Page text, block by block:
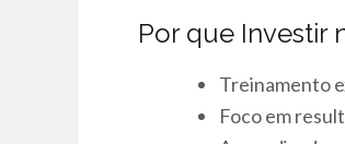
Por que Investir
Treinamento
Foco em